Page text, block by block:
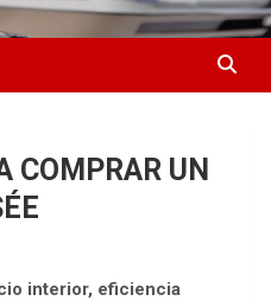
para el sector automotriz
COMPRAR UN
interior, eficiencia